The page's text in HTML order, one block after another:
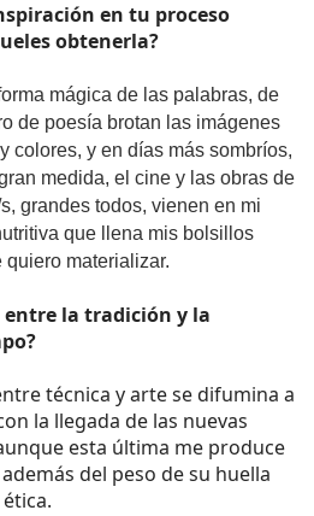
en tu proceso
obtenerla?
mágica de las palabras, de
de poesía brotan las imágenes
colores, y en días más sombríos,
medida, el cine y las obras de
grandes todos, vienen en mi
que llena mis bolsillos
materializar.
entre la tradición y la
técnica y arte se difumina a
la llegada de las nuevas
esta última me produce
del peso de su huella